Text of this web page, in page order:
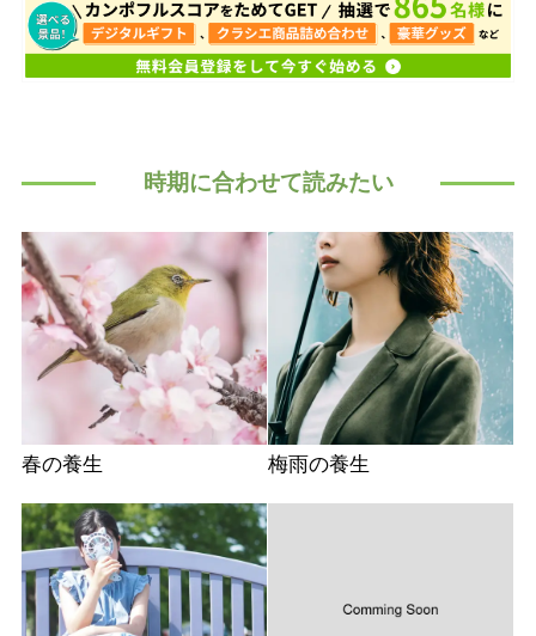
時期に合わせて読みたい
春の養生 梅雨の養生